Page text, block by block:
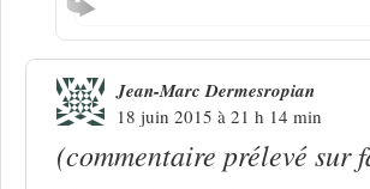
Jean-Marc Dermesropian
18 juin 2015 à 21 h 14 min
(commentaire prélevé sur